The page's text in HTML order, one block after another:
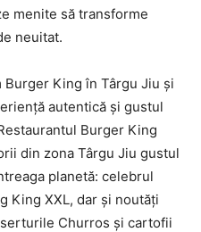
menite să transforme
neuitat.
Burger King în Târgu Jiu și
autentică și gustul
Burger King
din zona Târgu Jiu gustul
planetă: celebrul
King XXL, dar și noutăți
Churros și cartofii